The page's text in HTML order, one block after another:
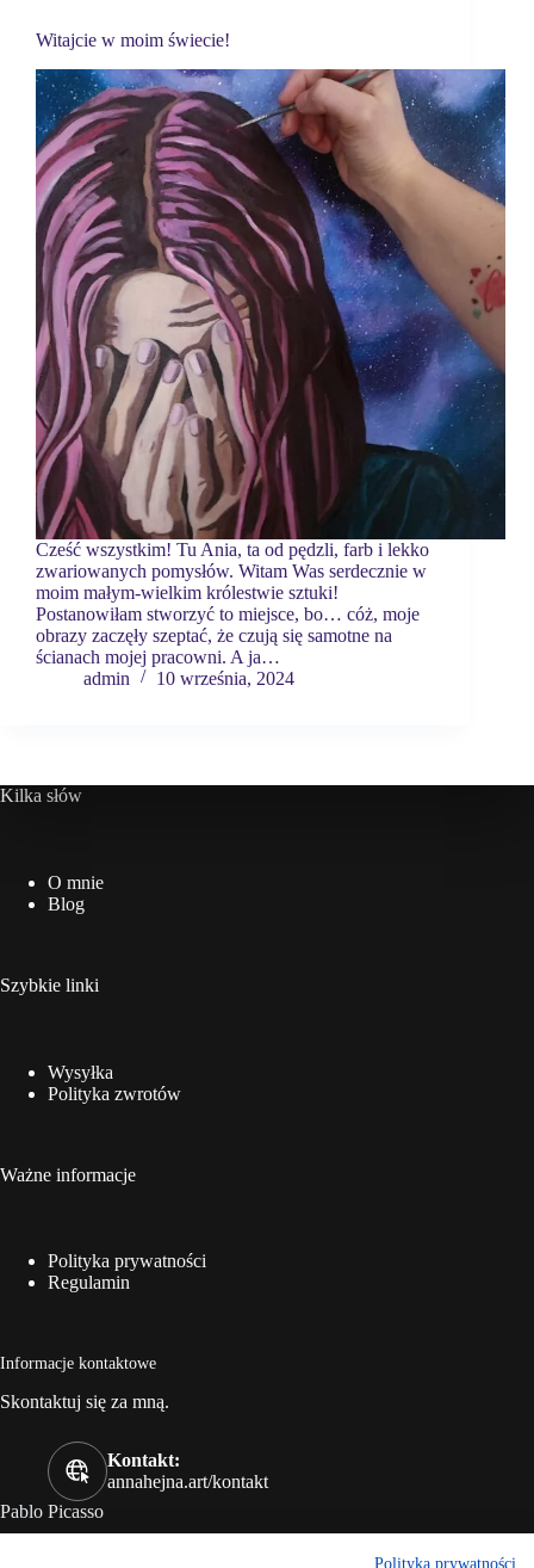
Polityka prywatności
Witajcie w moim świecie!
Cześć wszystkim! Tu Ania, ta od pędzli, farb i lekko
zwariowanych pomysłów. Witam Was serdecznie w
moim małym-wielkim królestwie sztuki!
Postanowiłam stworzyć to miejsce, bo… cóż, moje
obrazy zaczęły szeptać, że czują się samotne na
ścianach mojej pracowni. A ja…
admin
10 września, 2024
Kilka słów
O mnie
Blog
Szybkie linki
Wysyłka
Polityka zwrotów
Ważne informacje
Polityka prywatności
Regulamin
Informacje kontaktowe
Skontaktuj się za mną.
Kontakt:
annahejna.art/kontakt
Pablo Picasso